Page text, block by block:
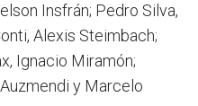
Insfrán; Pedro Silva,
Alexis Steimbach;
Ignacio Miramón;
y Marcelo